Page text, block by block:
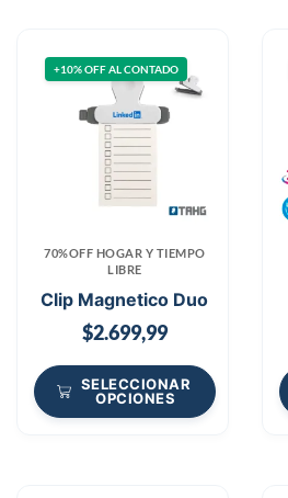
+10% OFF AL CONTADO
70%OFF HOGAR Y TIEMPO
LIBRE
Clip Magnetico Duo
$2.699,99
SELECCIONAR
OPCIONES